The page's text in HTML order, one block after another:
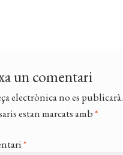
un comentari
electrònica no es publicarà.
estan marcats amb*
*